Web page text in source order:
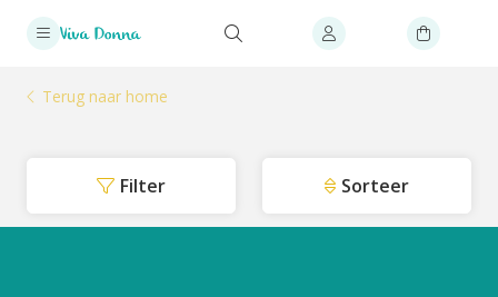
Terug naar home
Filter Sorteer